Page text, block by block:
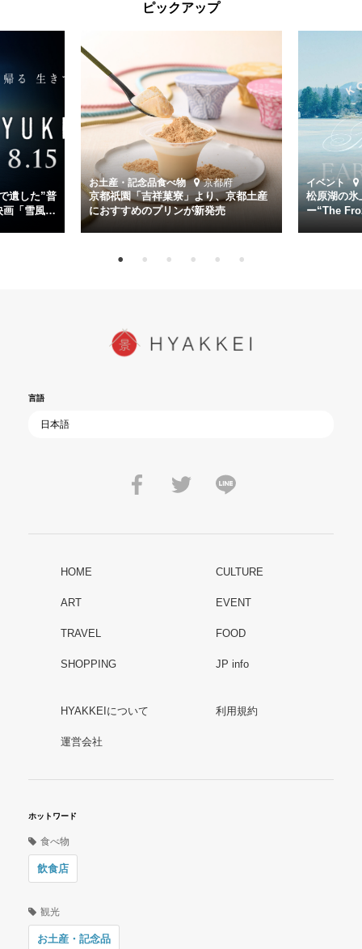
くの仲間の命を救い帰還させ、戦後まで生き抜き「幸運艦」と呼ばれ
主演は「雪風」の艦長・寺澤一利を演じる竹野内豊。先任伍長・早瀬
幸平を玉木宏が演じるほか、奥平大兼、田中麗奈、石丸幹二、益岡徹
など実力派俳優が共演。そして戦艦大和と運命を共にした帝国海軍・
第二艦隊司令長官、伊藤整一を中井貴一が圧倒的な存在感で演じ切
る。
時代が再び、分断と暴力に揺れる現代。本作は「同じ過ちを繰り返す
道を歩んではいないか」と、彼らが命をかけて守りたいと願っ
た”今”を生きる私達に問いかける。戦後80年、戦争の記憶が薄れゆく
今だからこそ、尊い平和の価値を未来に繋ぐ作品『雪風 YUKIKAZE』
を多くの方にご覧いただきたい。
ピックアップ
遺した”普
画「雪風
お土産・記念品食べ物 京都府
京都祇園「吉祥菓寮」より、京都土産
におすすめのプリンが新発売
イベント
松原湖の氷
ー“The
言語
HOME CULTURE
ART EVENT
TRAVEL FOOD
SHOPPING JP info
HYAKKEIについて 利用規約
運営会社
ホットワード
食べ物
飲食店
観光
お土産・記念品